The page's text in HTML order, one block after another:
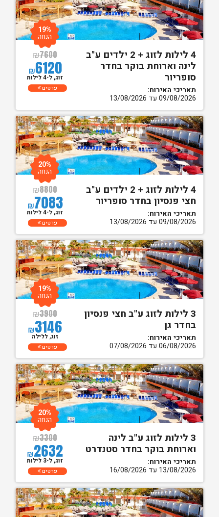
4 לילות לזוג + 2 ילדים ע"ב
לינה וארוחת בוקר בחדר
סופריור
תאריכי האירוח:
09/08/2026 עד 13/08/2026
₪7600
₪6120
19%
הנחה
זוג, ל-4 לילות
פרטים
4 לילות לזוג + 2 ילדים ע"ב
חצי פנסיון בחדר סופריור
תאריכי האירוח:
09/08/2026 עד 13/08/2026
₪8800
₪7083
20%
הנחה
זוג, ל-4 לילות
פרטים
3 לילות לזוג ע"ב חצי פנסיון
בחדר גן
תאריכי האירוח:
06/08/2026 עד 07/08/2026
₪3900
₪3146
19%
הנחה
זוג, ללילה
פרטים
3 לילות לזוג ע"ב לינה
וארוחת בוקר בחדר סטנדרט
תאריכי האירוח:
13/08/2026 עד 16/08/2026
₪3300
₪2632
20%
הנחה
זוג, ל-3 לילות
פרטים